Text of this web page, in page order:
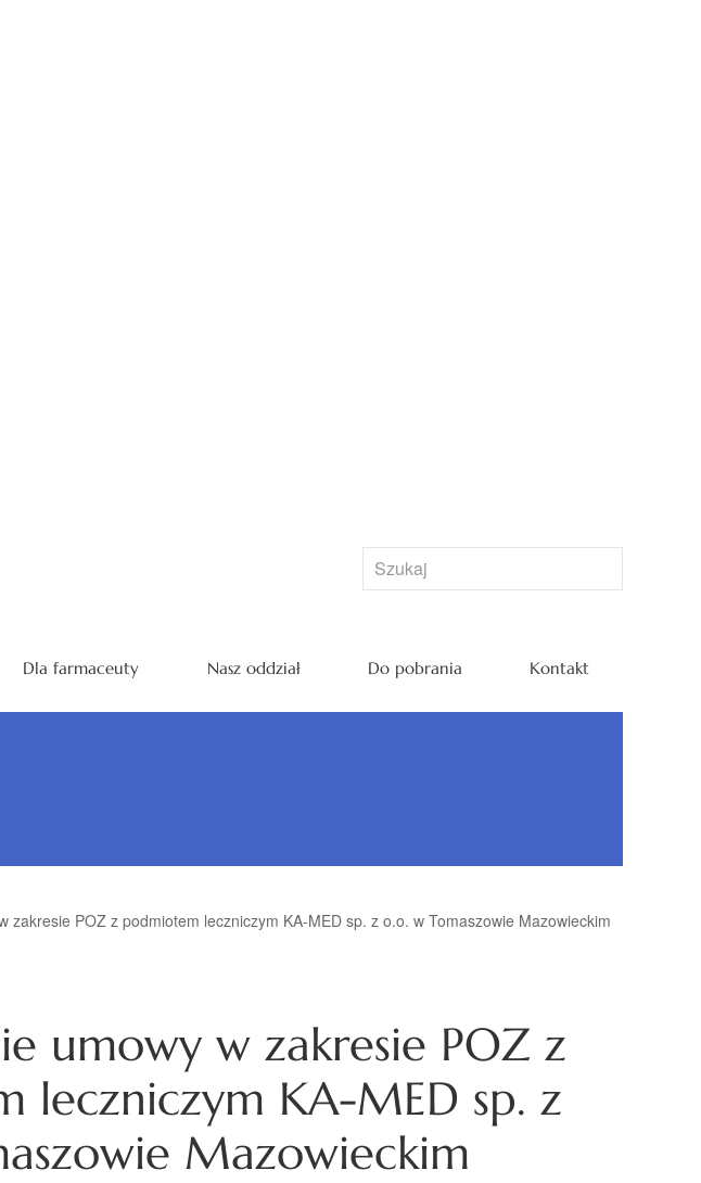
Dla farmaceuty Nasz oddział Do pobrania Kontakt
zakresie POZ z podmiotem leczniczym KA-MED sp. z o.o. w Tomaszowie Mazowieckim
umowy w zakresie POZ z
leczniczym KA-MED sp. z
Mazowieckim